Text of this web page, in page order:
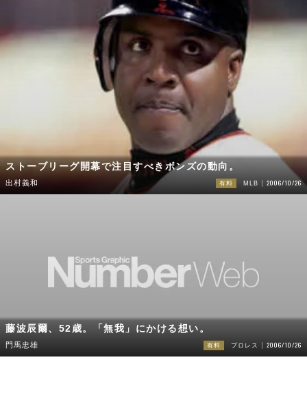
ストーブリーグ開幕で注目すべきボンズの動向。
出村義和 有料 MLB 2006/10/26
藤波辰爾、52歳。「無我」にかける想い。
門馬忠雄 有料 プロレス 2006/10/26